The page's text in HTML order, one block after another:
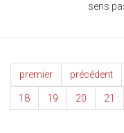
sens
premier précédent
18 19 20 21